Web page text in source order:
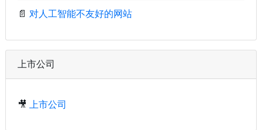
📄 对人工智能不友好的网站
上市公司
🎥 上市公司